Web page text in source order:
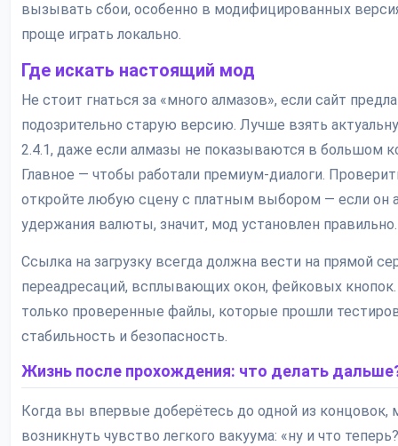
вызывать сбои, особенно в модифицированных
проще играть локально.
Где искать настоящий мод
Не стоит гнаться за «много алмазов», если сайт
подозрительно старую версию. Лучше взять
2.4.1, даже если алмазы не показываются в большом
Главное — чтобы работали премиум-диалоги.
откройте любую сцену с платным выбором — если он
удержания валюты, значит, мод установлен правильно.
Ссылка на загрузку всегда должна вести на прямой
переадресаций, всплывающих окон, фейковых
только проверенные файлы, которые прошли
стабильность и безопасность.
Жизнь после прохождения: что делать
Когда вы впервые доберётесь до одной из концовок,
возникнуть чувство легкого вакуума: «ну и что